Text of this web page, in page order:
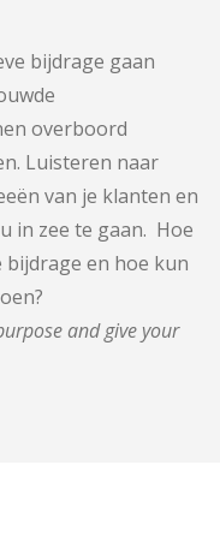
bijdrage gaan
overboord
Luisteren naar
van je klanten en
in zee te gaan. Hoe
bijdrage en hoe kun
and give your